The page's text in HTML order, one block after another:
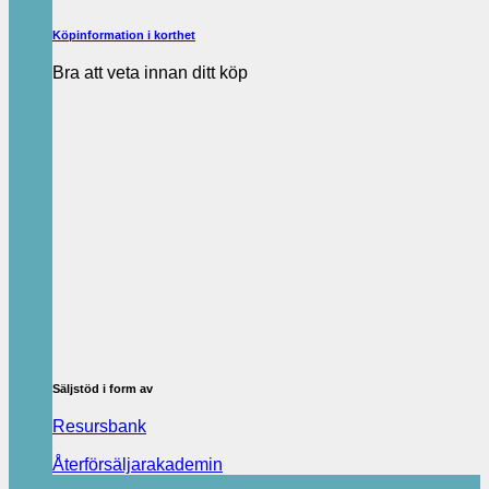
Köpinformation i korthet
Bra att veta innan ditt köp
Säljstöd i form av
Resursbank
Återförsäljarakademin